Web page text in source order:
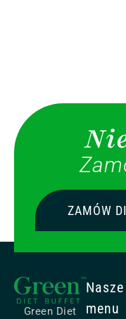
ZAMÓW
Green Diet
Nasze
menu